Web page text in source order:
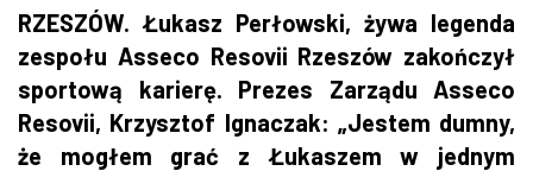
RZESZÓW. Łukasz Perłowski, żywa legenda
zespołu Asseco Resovii Rzeszów zakończył
sportową karierę. Prezes Zarządu Asseco
Resovii, Krzysztof Ignaczak: „Jestem dumny,
że mogłem grać z Łukaszem w jednym